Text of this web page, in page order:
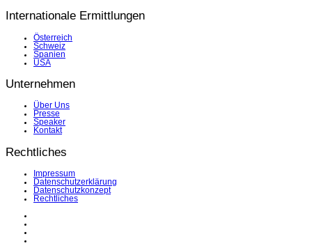
Internationale Ermittlungen
Österreich
Schweiz
Spanien
USA
Unternehmen
Über Uns
Presse
Speaker
Kontakt
Rechtliches
Impressum
Datenschutzerklärung
Datenschutzkonzept
Rechtliches